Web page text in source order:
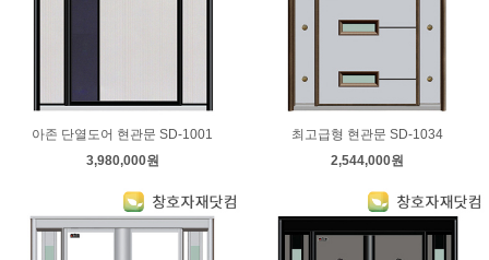
아존 단열도어 현관문 SD-1001
3,980,000원
최고급형 현관문 SD-1034
2,544,000원